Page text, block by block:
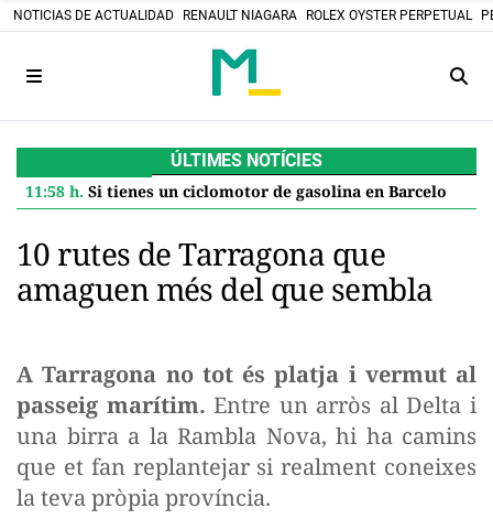
NOTICIAS DE ACTUALIDAD RENAULT NIAGARA ROLEX OYSTER PERPETUAL
ÚLTIMES NOTÍCIES
11:58 h. Si tienes un ciclomotor de gasolina en Barcelona, el Ayuntamiento te paga 600 euros por jubilarlo: así se solicita la ayuda
10 rutes de Tarragona que
amaguen més del que sembla
A Tarragona no tot és platja i vermut al
passeig marítim. Entre un arròs al Delta i
una birra a la Rambla Nova, hi ha camins
que et fan replantejar si realment coneixes
la teva pròpia província.